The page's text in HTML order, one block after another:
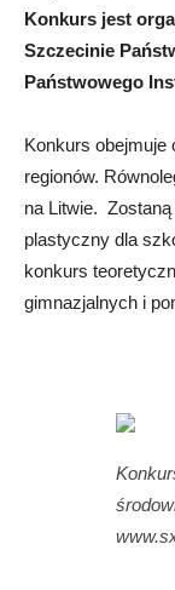
Konkurs jest
Szczecinie
Państwowego
Konkurs obejmuje
regionów.
na Litwie.
plastyczny dla
konkurs
gimnazjalnych i